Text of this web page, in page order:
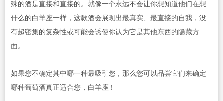
殊的酒是直接和直接的。就像一个永远不会让你想知道他们在想
什么的白羊座一样，这款酒会展现出最真实、最直接的自我，没
有超密集的复杂性或可能会诱使你认为它是其他东西的隐藏方
面。
如果您不确定其中哪一种最吸引您，那么您可以品尝它们来确定
哪种葡萄酒真正适合您，白羊座！